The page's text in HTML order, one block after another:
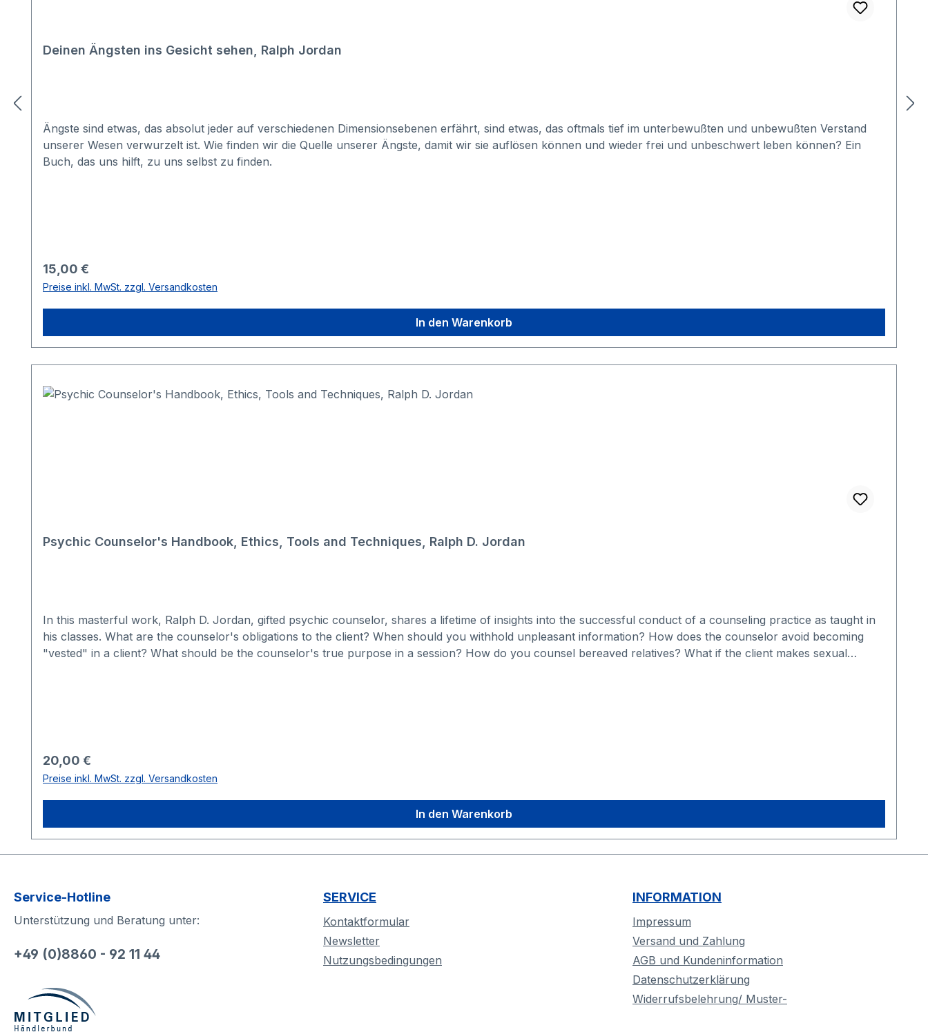
Deinen Ängsten ins Gesicht sehen, Ralph Jordan
Ängste sind etwas, das absolut jeder auf verschiedenen Dimensionsebenen erfährt, sind etwas, das oftmals tief im unterbewußten und unbewußten Verstand
unserer Wesen verwurzelt ist. Wie finden wir die Quelle unserer Ängste, damit wir sie auflösen können und wieder frei und unbeschwert leben können? Ein
Buch, das uns hilft, zu uns selbst zu finden.
Regulärer Preis:
15,00 €
Preise inkl. MwSt. zzgl. Versandkosten
In den Warenkorb
Psychic Counselor's Handbook, Ethics, Tools and Techniques, Ralph D. Jordan
In this masterful work, Ralph D. Jordan, gifted psychic counselor, shares a lifetime of insights into the successful conduct of a counseling practice as taught in
his classes. What are the counselor's obligations to the client? When should you withhold unpleasant information? How does the counselor avoid becoming
"vested" in a client? What should be the counselor's true purpose in a session? How do you counsel bereaved relatives? What if the client makes sexual
Regulärer Preis:
20,00 €
Preise inkl. MwSt. zzgl. Versandkosten
In den Warenkorb
Service-Hotline
Unterstützung und Beratung unter:
+49 (0)8860 - 92 11 44
SERVICE
Kontaktformular
Newsletter
Nutzungsbedingungen
INFORMATION
Impressum
Versand und Zahlung
AGB und Kundeninformation
Datenschutzerklärung
Widerrufsbelehrung/ Muster-